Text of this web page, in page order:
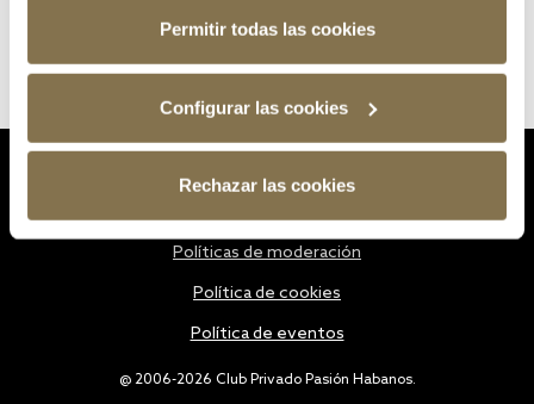
Permitir todas las cookies
Configurar las cookies
Rechazar las cookies
@ 2006-2026 Club Privado Pasión Habanos.
Políticas de moderación
Política de cookies
Política de eventos